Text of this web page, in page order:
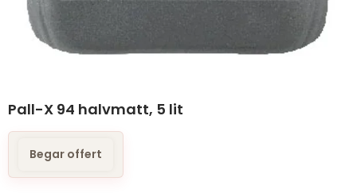
Pall-X 94 halvmatt, 5 lit
Begar offert